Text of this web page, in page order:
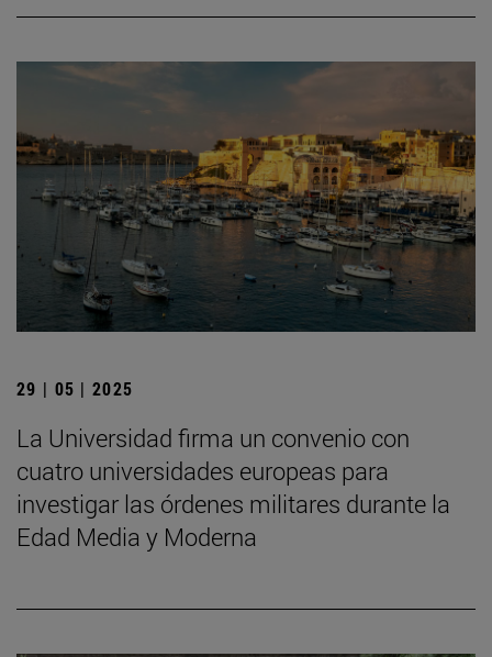
29 | 05 | 2025
La Universidad firma un convenio con
cuatro universidades europeas para
investigar las órdenes militares durante la
Edad Media y Moderna